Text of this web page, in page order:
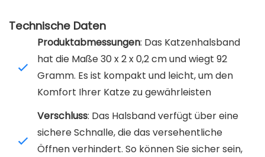
Technische Daten
Produktabmessungen: Das Katzenhalsband
hat die Maße 30 x 2 x 0,2 cm und wiegt 92
Gramm. Es ist kompakt und leicht, um den
Komfort Ihrer Katze zu gewährleisten
Verschluss: Das Halsband verfügt über eine
sichere Schnalle, die das versehentliche
Öffnen verhindert. So können Sie sicher sein,